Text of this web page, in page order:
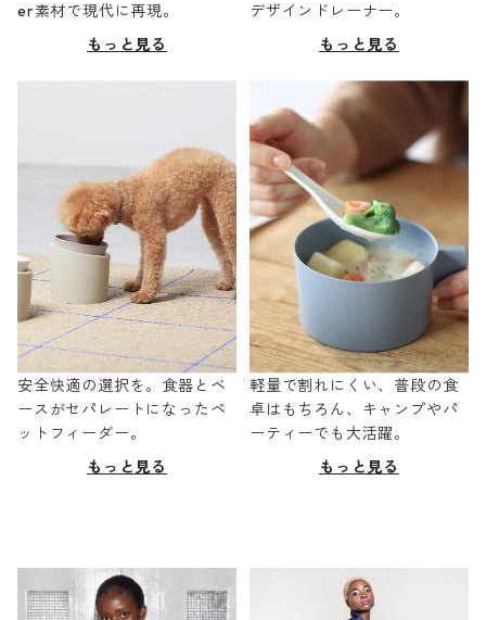
er素材で現代に再現。
もっと見る
デザインドレーナー。
もっと見る
安全快適の選択を。食器とベ
ースがセパレートになったペ
ットフィーダー。
もっと見る
軽量で割れにくい、普段の食
卓はもちろん、キャンプやパ
ーティーでも大活躍。
もっと見る